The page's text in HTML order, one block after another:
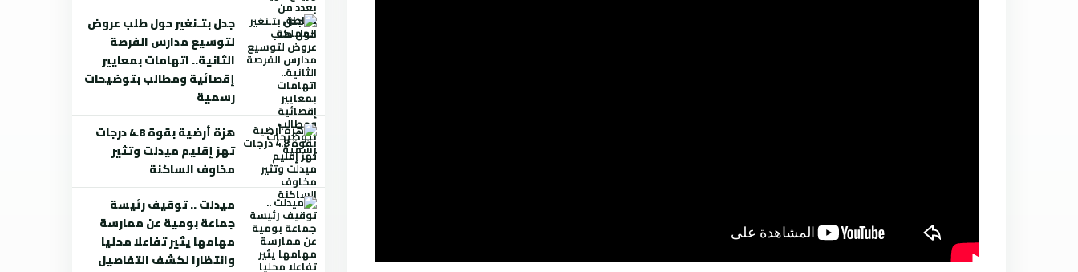
جدل بتـنغير حول طلب عروض
لتوسيع مدارس الفرصة
الثانية.. اتهامات بمعايير
إقصائية ومطالب بتوضيحات
رسمية
هزة أرضية بقوة 4.8 درجات
تهز إقليم ميدلت وتثير
مخاوف الساكنة
ميدلت .. توقيف رئيسة
جماعة بومية عن ممارسة
مهامها يثير تفاعلا محليا
وانتظارا لكشف التفاصيل